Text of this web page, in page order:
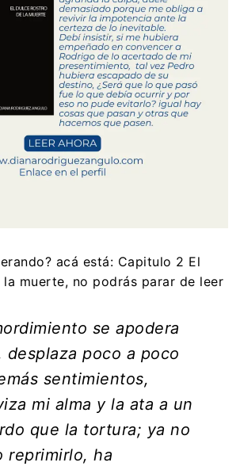
acá está: Capitulo 2 El
la muerte, no podrás parar de leer
se apodera
desplaza poco a poco
sentimientos,
mi alma y la ata a un
que la tortura; ya no
reprimirlo, ha